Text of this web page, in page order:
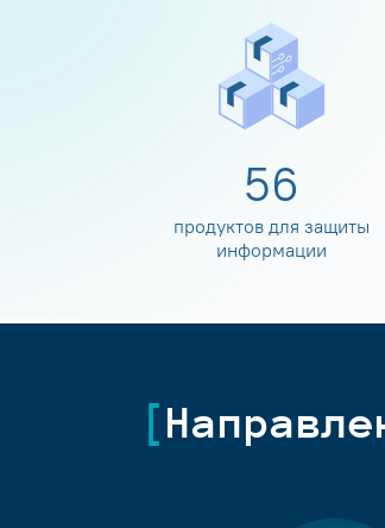
60
продуктов для защиты
информации